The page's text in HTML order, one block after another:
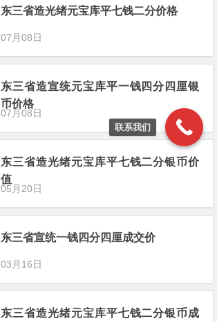
东三省造光绪元宝库平七钱二分价格
07月08日
东三省造宣统元宝库平一钱四分四厘银
币价格
07月08日
东三省造光绪元宝库平七钱二分银币价
值
05月20日
东三省宣统一钱四分四厘成交价
03月16日
东三省造光绪元宝库平七钱二分银币成
联系我们